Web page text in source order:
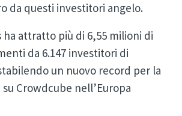
da questi investitori angelo.
ha attratto più di 6,55 milioni di
da 6.147 investitori di
un nuovo record per la
Crowdcube nell’Europa